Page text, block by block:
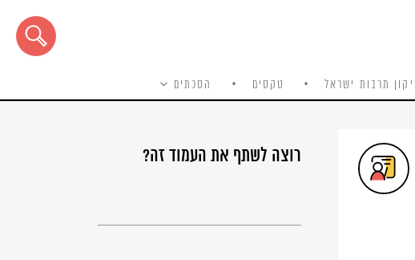
תרבות ישראל טקסים הסכתים
רוצה לשתף את העמוד זה?